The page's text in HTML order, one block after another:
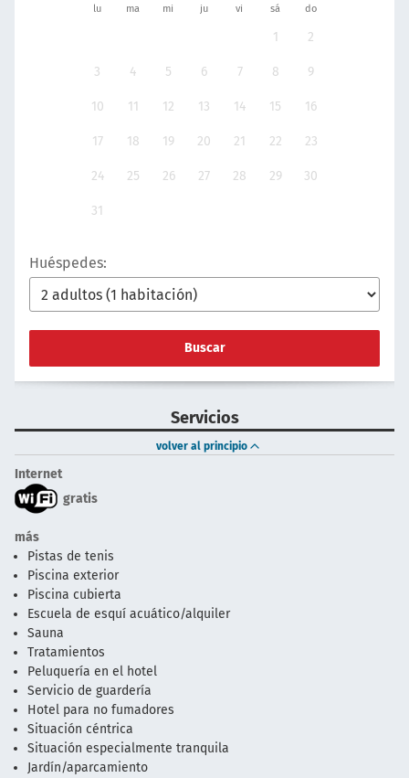
lu ma mi ju vi sá do
1 2
3 4 5 6 7 8 9
10 11 12 13 14 15 16
17 18 19 20 21 22 23
24 25 26 27 28 29 30
31
Huéspedes:
Buscar
Servicios
volver al principio
Internet
gratis
más
Pistas de tenis
Piscina exterior
Piscina cubierta
Escuela de esquí acuático/alquiler
Sauna
Tratamientos
Peluquería en el hotel
Servicio de guardería
Hotel para no fumadores
Situación céntrica
Situación especialmente tranquila
Jardín/aparcamiento